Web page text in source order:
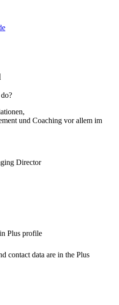
und Coaching vor allem im
Director
Plus profile
contact data are in the Plus